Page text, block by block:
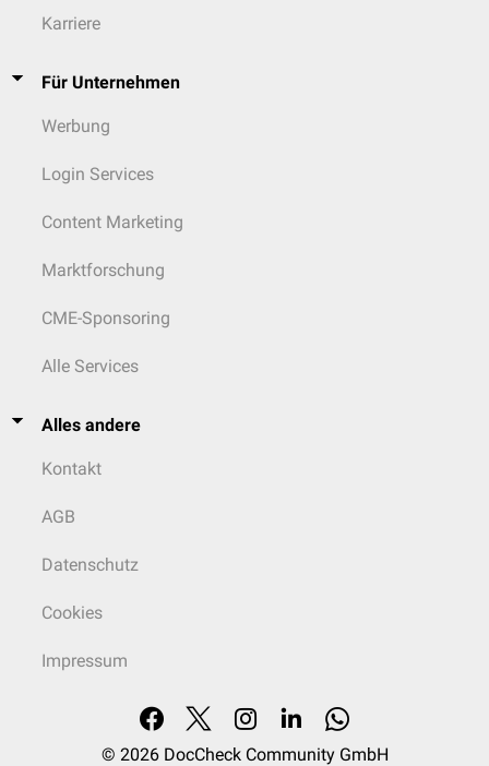
Karriere
Für Unternehmen
Werbung
Login Services
Content Marketing
Marktforschung
CME-Sponsoring
Alle Services
Alles andere
Kontakt
AGB
Datenschutz
Cookies
Impressum
© 2026 DocCheck Community GmbH